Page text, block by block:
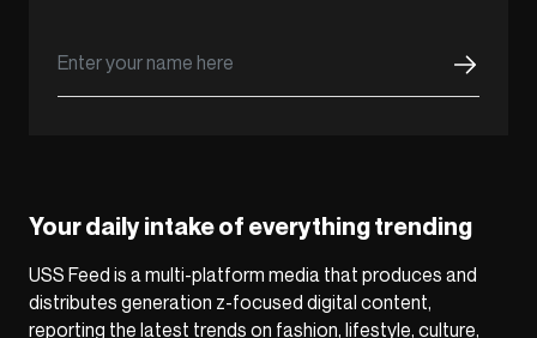
Your daily intake of everything trending
USS Feed is a multi-platform media that produces and
distributes generation z-focused digital content,
reporting the latest trends on fashion, lifestyle, culture,